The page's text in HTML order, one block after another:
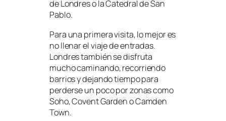
de Londres o la Catedral de San
Pablo.
Para una primera visita, lo mejor es
no llenar el viaje de entradas.
Londres también se disfruta
mucho caminando, recorriendo
barrios y dejando tiempo para
perderse un poco por zonas como
Soho, Covent Garden o Camden
Town.